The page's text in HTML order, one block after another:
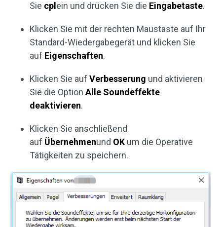
Sie cpl ein und drücken Sie die Eingabetaste.
Klicken Sie mit der rechten Maustaste auf Ihr
Standard-Wiedergabegerät und klicken Sie
auf Eigenschaften.
Klicken Sie auf Verbesserung und aktivieren
Sie die Option Alle Soundeffekte
deaktivieren.
Klicken Sie anschließend
auf Übernehmenund OK um die Operative
Tätigkeiten zu speichern.